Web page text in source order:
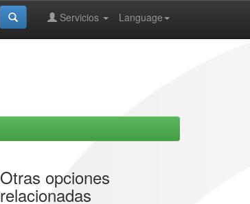
Language
Servicios
Otras opciones
relacionadas